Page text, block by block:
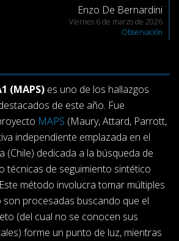
Enzo De Bernardini
Viernes 6 de marzo de 2026
Observación
(MAPS) es uno de los hallazgos
de este año. Fue
MAPS (Maury, Attard, Parrott,
independiente emplazada en el
(Chile) dedicada a la búsqueda de
técnicas de seguimiento sintético
método involucra tomar múltiples
son procesadas buscando que el
(del cual no se conocen sus
forme un punto de luz, mientras